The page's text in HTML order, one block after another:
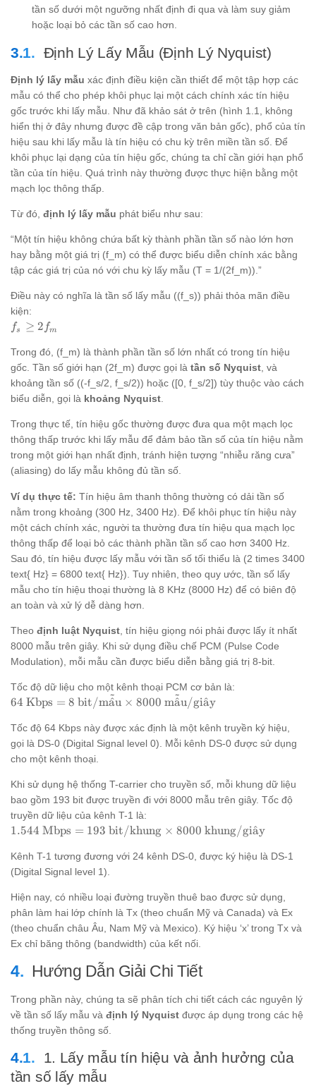
tần số dưới một ngưỡng nhất định đi qua và làm suy giảm
hoặc loại bỏ các tần số cao hơn.
Định Lý Lấy Mẫu (Định Lý Nyquist)
Định lý lấy mẫu xác định điều kiện cần thiết để một tập hợp các
mẫu có thể cho phép khôi phục lại một cách chính xác tín hiệu
gốc trước khi lấy mẫu. Như đã khảo sát ở trên (hình 1.1, không
hiển thị ở đây nhưng được đề cập trong văn bản gốc), phổ của tín
hiệu sau khi lấy mẫu là tín hiệu có chu kỳ trên miền tần số. Để
khôi phục lại dạng của tín hiệu gốc, chúng ta chỉ cần giới hạn phổ
tần của tín hiệu. Quá trình này thường được thực hiện bằng một
mạch lọc thông thấp.
Từ đó, định lý lấy mẫu phát biểu như sau:
“Một tín hiệu không chứa bất kỳ thành phần tần số nào lớn hơn
hay bằng một giá trị (f_m) có thể được biểu diễn chính xác bằng
tập các giá trị của nó với chu kỳ lấy mẫu (T = 1/(2f_m)).”
Điều này có nghĩa là tần số lấy mẫu ((f_s)) phải thỏa mãn điều
kiện:
f_s
2f_m
fs ≥ 2 fm
Trong đó, (f_m) là thành phần tần số lớn nhất có trong tín hiệu
gốc. Tần số giới hạn (2f_m) được gọi là tần số Nyquist, và
khoảng tần số ((-f_s/2, f_s/2)) hoặc ([0, f_s/2]) tùy thuộc vào cách
biểu diễn, gọi là khoảng Nyquist.
Trong thực tế, tín hiệu gốc thường được đưa qua một mạch lọc
thông thấp trước khi lấy mẫu để đảm bảo tần số của tín hiệu nằm
trong một giới hạn nhất định, tránh hiện tượng “nhiễu răng cưa”
(aliasing) do lấy mẫu không đủ tần số.
Ví dụ thực tế: Tín hiệu âm thanh thông thường có dải tần số
nằm trong khoảng (300 Hz, 3400 Hz). Để khôi phục tín hiệu này
một cách chính xác, người ta thường đưa tín hiệu qua mạch lọc
thông thấp để loại bỏ các thành phần tần số cao hơn 3400 Hz.
Sau đó, tín hiệu được lấy mẫu với tần số tối thiểu là (2 times 3400
text{ Hz} = 6800 text{ Hz}). Tuy nhiên, theo quy ước, tần số lấy
mẫu cho tín hiệu thoại thường là 8 KHz (8000 Hz) để có biên độ
an toàn và xử lý dễ dàng hơn.
Theo định luật Nyquist , tín hiệu giọng nói phải được lấy ít nhất
8000 mẫu trên giây. Khi sử dụng điều chế PCM (Pulse Code
Modulation), mỗi mẫu cần được biểu diễn bằng giá trị 8-bit.
Tốc độ dữ liệu cho một kênh thoại PCM cơ bản là:
64 \text{
\text{
bit/mẫu}
\times
\text{
mẫu/giây}
64 Kbps = 8 bit/ma
ˆ
˜u × 8000 ma
ˆ
˜u/gia
ˆy
Tốc độ 64 Kbps này được xác định là một kênh truyền ký hiệu,
gọi là DS-0 (Digital Signal level 0). Mỗi kênh DS-0 được sử dụng
cho một kênh thoại.
Khi sử dụng hệ thống T-carrier cho truyền số, mỗi khung dữ liệu
bao gồm 193 bit được truyền đi với 8000 mẫu trên giây. Tốc độ
truyền dữ liệu của kênh T-1 là:
1.544 \text{
193 \text{
bit/khung}
\text{
khung/giây}
1.544 Mbps = 193 bit/khung × 8000 khung/gia
ˆy
Kênh T-1 tương đương với 24 kênh DS-0, được ký hiệu là DS-1
(Digital Signal level 1).
Hiện nay, có nhiều loại đường truyền thuê bao được sử dụng,
phân làm hai lớp chính là Tx (theo chuẩn Mỹ và Canada) và Ex
(theo chuẩn châu Âu, Nam Mỹ và Mexico). Ký hiệu ‘x’ trong Tx và
Ex chỉ băng thông (bandwidth) của kết nối.
Hướng Dẫn Giải Chi Tiết
Trong phần này, chúng ta sẽ phân tích chi tiết cách các nguyên lý
về tần số lấy mẫu và định lý Nyquist được áp dụng trong các hệ
thống truyền thông số.
1. Lấy mẫu tín hiệu và ảnh hưởng của
tần số lấy mẫu